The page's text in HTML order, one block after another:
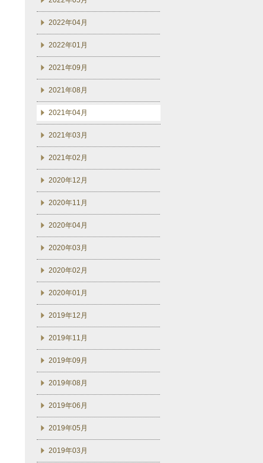
2022年04月
2022年01月
2021年09月
2021年08月
2021年04月
2021年03月
2021年02月
2020年12月
2020年11月
2020年04月
2020年03月
2020年02月
2020年01月
2019年12月
2019年11月
2019年09月
2019年08月
2019年06月
2019年05月
2019年03月